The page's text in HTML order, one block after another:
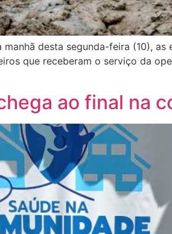
desta segunda-feira (10),
que receberam o serviço da
ao final na